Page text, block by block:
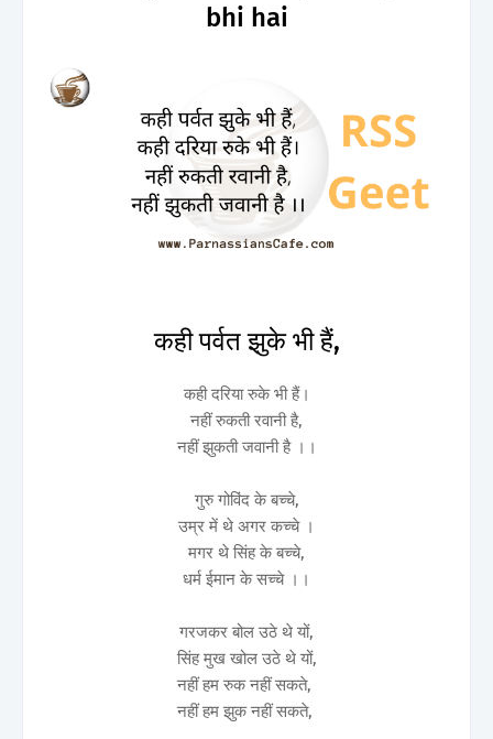
bhi hai
कही पर्वत झुके भी हैं,
कही दरिया रुके भी हैं।
नहीं रुकती रवानी है,
नहीं झुकती जवानी है ।।
गुरु गोविंद के बच्चे,
उम्र में थे अगर कच्चे ।
मगर थे सिंह के बच्चे,
धर्म ईमान के सच्चे ।।
गरजकर बोल उठे थे यों,
सिंह मुख खोल उठे थे यों,
नहीं हम रुक नहीं सकते,
नहीं हम झुक नहीं सकते,